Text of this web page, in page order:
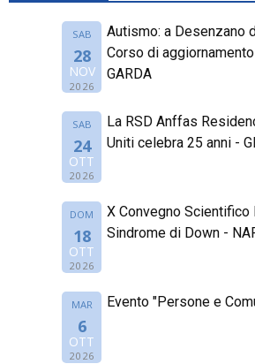
SAB
28
NOV
2026
Autismo: a Desenzano
Corso di
GARDA
SAB
24
OTT
2026
La RSD Anffas
Uniti celebra 25 anni -
DOM
18
OTT
2026
X Convegno Scientifico
Sindrome di Down -
MAR
6
OTT
2026
Evento "Persone e